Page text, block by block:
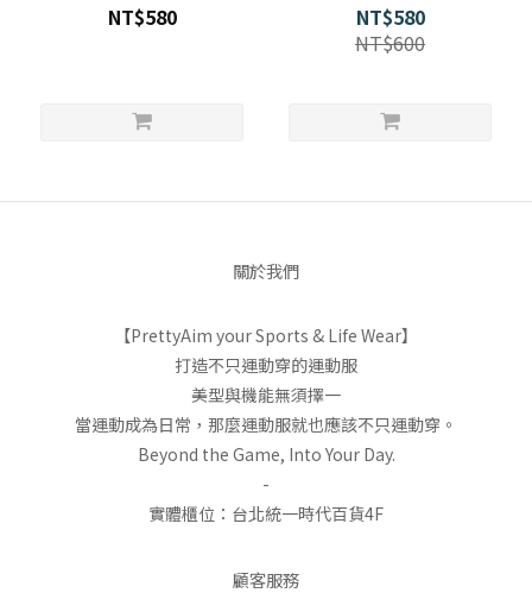
NT$580
NT$580
NT$600
關於我們
【PrettyAim your Sports & Life Wear】
打造不只運動穿的運動服
美型與機能無須擇一
當運動成為日常，那麼運動服就也應該不只運動穿。
Beyond the Game, Into Your Day.
-
實體櫃位：台北統一時代百貨4F
顧客服務